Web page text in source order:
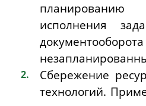
исполнения
Сбережение
технологий.